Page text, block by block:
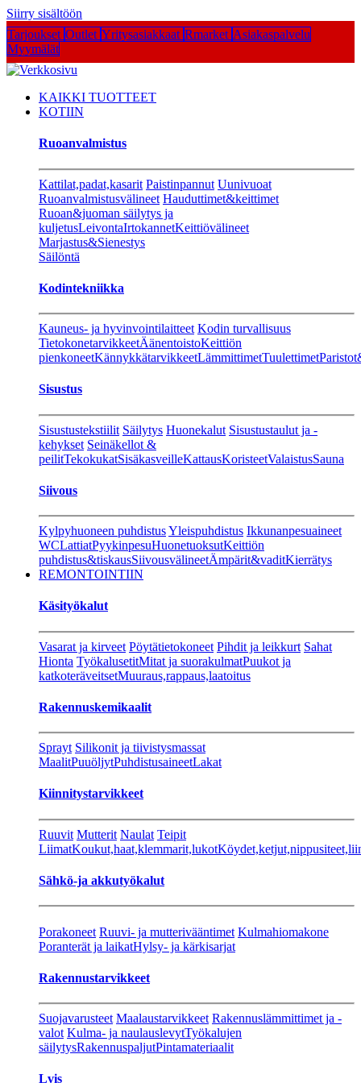
Siirry sisältöön
Tarjoukset Outlet Yritysasiakkaat Rmarket Asiakaspalvelu
Myymälät
KAIKKI TUOTTEET
KOTIIN
Ruoanvalmistus
Kattilat,padat,kasarit Paistinpannut Uunivuoat
Ruoanvalmistusvälineet Hauduttimet&keittimet
Ruoan&juoman säilytys ja
kuljetusLeivontaIrtokannetKeittiövälineet
Marjastus&Sienestys
Säilöntä
Kodintekniikka
Kauneus- ja hyvinvointilaitteet Kodin turvallisuus
TietokonetarvikkeetÄänentoistoKeittiön
pienkoneetKännykkätarvikkeetLämmittimetTuulettimet
Sisustus
Sisustustekstiilit Säilytys Huonekalut Sisustustaulut ja -
kehykset Seinäkellot &
peilitTekokukatSisäkasveilleKattausKoristeetValaistusSauna
Siivous
Kylpyhuoneen puhdistusYleispuhdistus Ikkunanpesuaineet
WCLattiatPyykinpesuHuonetuoksutKeittiön
puhdistus&tiskausSiivousvälineetÄmpärit&vaditKierrätys
REMONTOINTIIN
Käsityökalut
Vasarat ja kirveet Pöytätietokoneet Pihdit ja leikkurt Sahat
Hionta TyökalusetitMitat ja suorakulmatPuukot ja
katkoteräveitsetMuuraus,rappaus,laatoitus
Rakennuskemikaalit
Sprayt Silikonit ja tiivistysmassat
MaalitPuuöljytPuhdistusaineetLakat
Kiinnitystarvikkeet
Ruuvit Mutterit Naulat Teipit
LiimatKoukut,haat,klemmarit,lukot
Sähkö-ja akkutyökalut
Porakoneet Ruuvi- ja mutterivääntimet Kulmahiomakone
Poranterät ja laikatHylsy- ja kärkisarjat
Rakennustarvikkeet
Suojavarusteet Maalaustarvikkeet Rakennuslämmittimet ja -
valot Kulma- ja naulauslevytTyökalujen
säilytysRakennuspaljutPintamateriaalit
Lvis